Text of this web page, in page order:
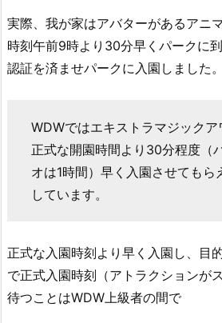
実際、我が家はアバターがあるアニ
時刻午前9時より30分早くパークに
認証を済ませパークに入園しました。
WDWではエキストラマジックア
正式な開園時間より30分程度（
オは1時間）早く入園させてもら
しています。
正式な入園時刻より早く入園し、目
で正式入園時刻（アトラクションが
待つことはWDW上級者の間で